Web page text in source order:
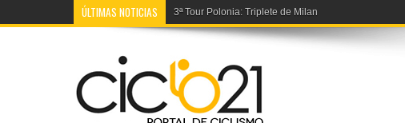
ÚLTIMAS NOTICIAS 3ª Tour Polonia: Triplete de Milan